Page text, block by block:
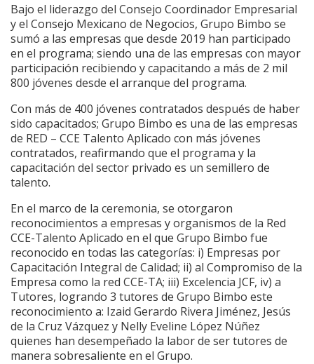
Bajo el liderazgo del Consejo Coordinador Empresarial
y el Consejo Mexicano de Negocios, Grupo Bimbo se
sumó a las empresas que desde 2019 han participado
en el programa; siendo una de las empresas con mayor
participación recibiendo y capacitando a más de 2 mil
800 jóvenes desde el arranque del programa.
Con más de 400 jóvenes contratados después de haber
sido capacitados; Grupo Bimbo es una de las empresas
de RED – CCE Talento Aplicado con más jóvenes
contratados, reafirmando que el programa y la
capacitación del sector privado es un semillero de
talento.
En el marco de la ceremonia, se otorgaron
reconocimientos a empresas y organismos de la Red
CCE-Talento Aplicado en el que Grupo Bimbo fue
reconocido en todas las categorías: i) Empresas por
Capacitación Integral de Calidad; ii) al Compromiso de la
Empresa como la red CCE-TA; iii) Excelencia JCF, iv) a
Tutores, logrando 3 tutores de Grupo Bimbo este
reconocimiento a: Izaid Gerardo Rivera Jiménez, Jesús
de la Cruz Vázquez y Nelly Eveline López Núñez
quienes han desempeñado la labor de ser tutores de
manera sobresaliente en el Grupo.